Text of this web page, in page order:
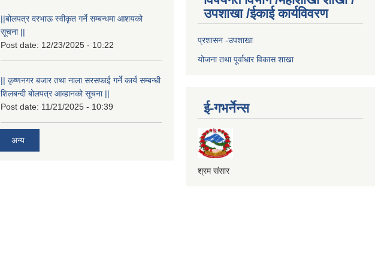
||बोलपत्र दरभाऊ स्वीकृत गर्ने सम्बन्धमा आशयको
सूचना ||
Post date: 12/23/2025 - 10:22
|| कृष्णनगर बजार तथा नाला सरसफाई गर्ने कार्य सम्बन्धी
शिलबन्दी बोलपत्र आव्हानको सूचना ||
Post date: 11/21/2025 - 10:39
अन्य
उपशाखा /ईकाई कार्यविवरण
प्रशासन -उपशाखा
योजना तथा पूर्वाधार विकास शाखा
ई-गभर्नेन्स
श्रम संसार